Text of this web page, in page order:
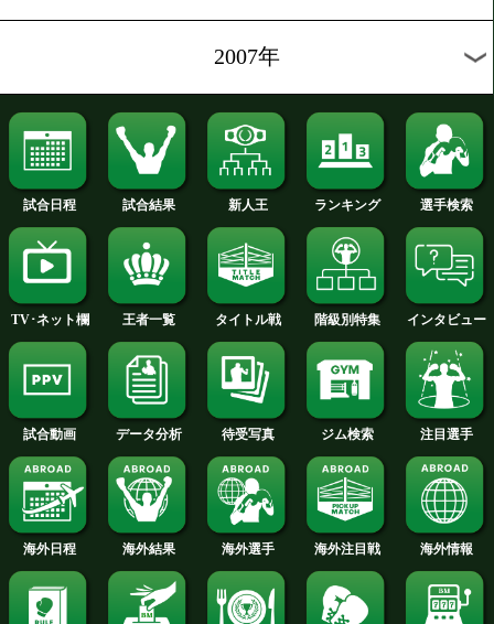
2017年
2016年
2015年
2014年
2013年
2012年
2011年